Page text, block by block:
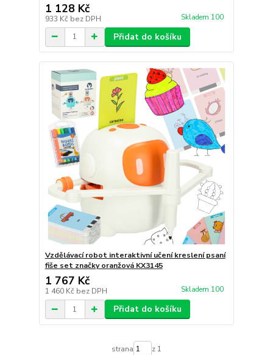
1 128 Kč
933 Kč bez DPH Skladem 100
Přidat do košíku
Vzdělávací robot interaktivní učení kreslení psaní
fiše set značky oranžová KX3145
1 767 Kč
1 460 Kč bez DPH Skladem 100
Přidat do košíku
strana z 1